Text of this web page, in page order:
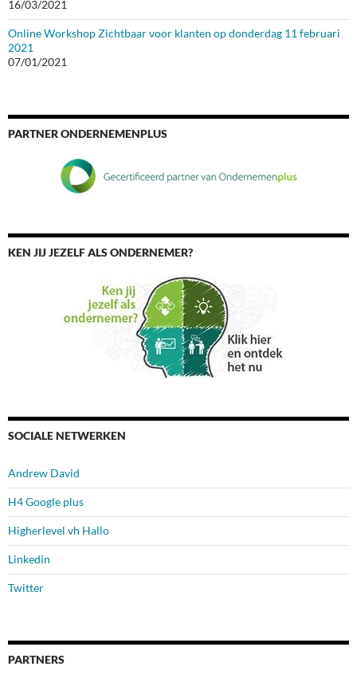
16/03/2021
Online Workshop Zichtbaar voor klanten op donderdag 11 februari
2021
07/01/2021
PARTNER ONDERNEMENPLUS
KEN JIJ JEZELF ALS ONDERNEMER?
SOCIALE NETWERKEN
Andrew David
H4 Google plus
Higherlevel vh Hallo
Linkedin
Twitter
PARTNERS